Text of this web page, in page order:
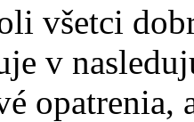
všetci
v
opatrenia,